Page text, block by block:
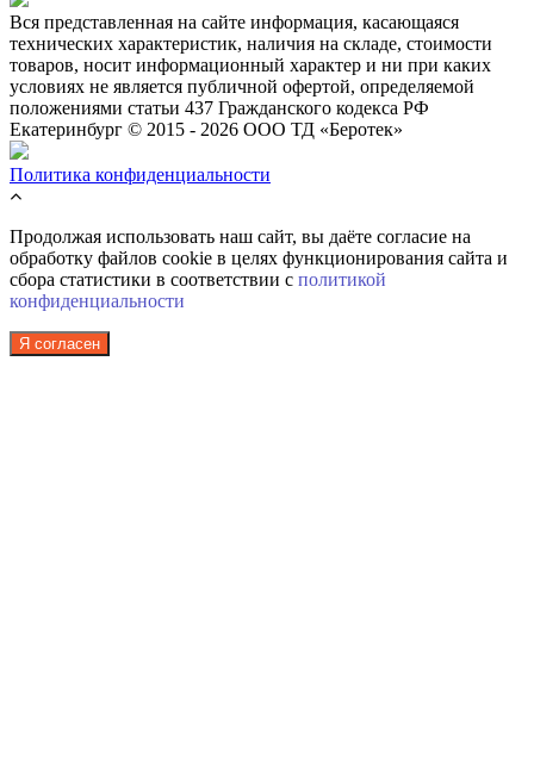
Вся представленная на сайте информация, касающаяся
технических характеристик, наличия на складе, стоимости
товаров, носит информационный характер и ни при каких
условиях не является публичной офертой, определяемой
положениями статьи 437 Гражданского кодекса РФ
Екатеринбург © 2015 - 2026 ООО ТД «Беротек»
Политика конфиденциальности
Продолжая использовать наш сайт, вы даёте согласие на
обработку файлов cookie в целях функционирования сайта и
сбора статистики в соответствии с политикой
конфиденциальности
Я согласен